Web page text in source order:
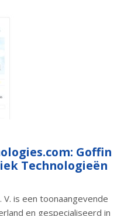
Goffin
Technologieën
is een toonaangevende
en gespecialiseerd in